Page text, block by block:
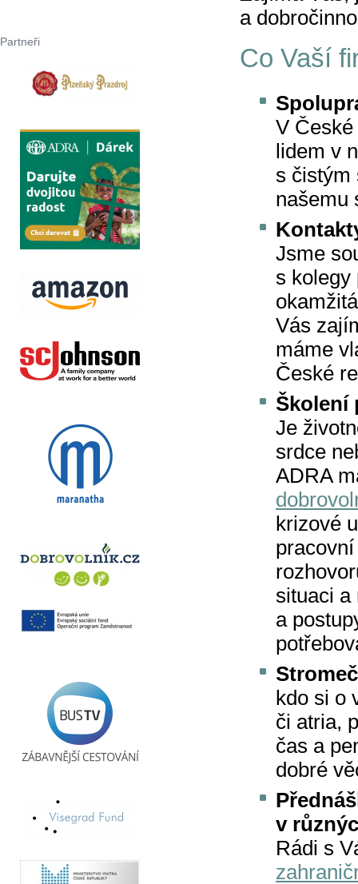
Partneři
a
Co Vaší
V
lidem v
s čistým
našemu
Jsme
s kolegy
Vás
máme
České
Školení
Je
srdce
ADRA
krizové
situaci a
a
kdo si o
či atria,
čas a
dobré
v
Rádi s